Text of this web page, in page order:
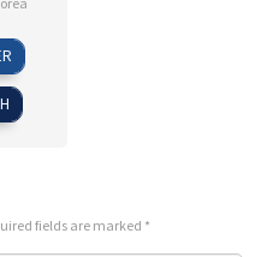
fields are marked *